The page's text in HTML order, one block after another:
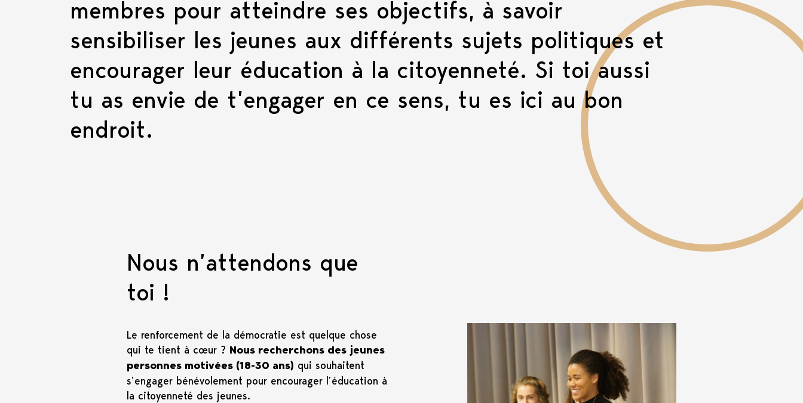
membres pour atteindre ses objectifs, à savoir
sensibiliser les jeunes aux différents sujets politiques et
encourager leur éducation à la citoyenneté. Si toi aussi
tu as envie de t’engager en ce sens, tu es ici au bon
endroit.
Nous n’attendons que
toi !
Le renforcement de la démocratie est quelque chose
qui te tient à cœur ? Nous recherchons des jeunes
personnes motivées (18-30 ans) qui souhaitent
s’engager bénévolement pour encourager l’éducation à
la citoyenneté des jeunes.